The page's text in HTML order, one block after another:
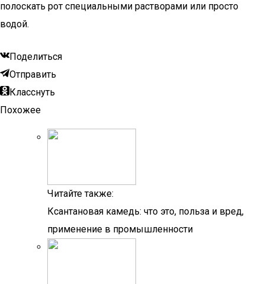
полоскать рот специальными растворами или просто
водой.
Поделиться
Отправить
Класснуть
Похожее
Читайте также:
Ксантановая камедь: что это, польза и вред,
применение в промышленности